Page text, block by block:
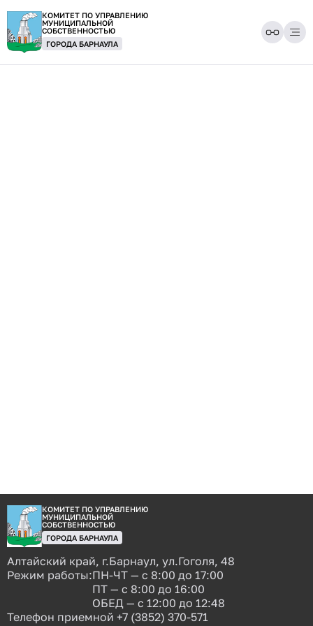
КОМИТЕТ ПО УПРАВЛЕНИЮ
МУНИЦИПАЛЬНОЙ
СОБСТВЕННОСТЬЮ
ГОРОДА БАРНАУЛА
КОМИТЕТ ПО УПРАВЛЕНИЮ
МУНИЦИПАЛЬНОЙ
СОБСТВЕННОСТЬЮ
ГОРОДА БАРНАУЛА
Алтайский край, г.Барнаул, ул.Гоголя, 48
Режим работы:ПН-ЧТ — с 8:00 до 17:00
ПТ — с 8:00 до 16:00
ОБЕД — с 12:00 до 12:48
Телефон приемной +7 (3852) 370-571